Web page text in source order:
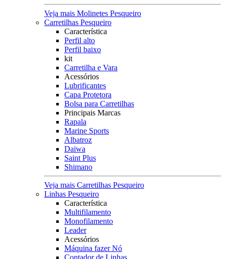
Veja mais Molinetes Pesqueiro
Carretilhas Pesqueiro
Característica
Perfil alto
Perfil baixo
kit
Carretilha e Vara
Acessórios
Lubrificantes
Capa Protetora
Bolsa para Carretilhas
Principais Marcas
Rapala
Marine Sports
Albatroz
Daiwa
Saint Plus
Shimano
Veja mais Carretilhas Pesqueiro
Linhas Pesqueiro
Característica
Multifilamento
Monofilamento
Leader
Acessórios
Máquina fazer Nó
Contador de Linhas